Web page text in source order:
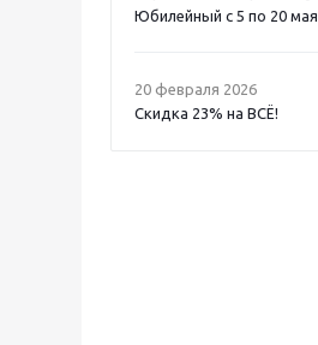
Юбилейный с 5 по 20 мая
20 февраля 2026
Скидка 23% на ВСË!